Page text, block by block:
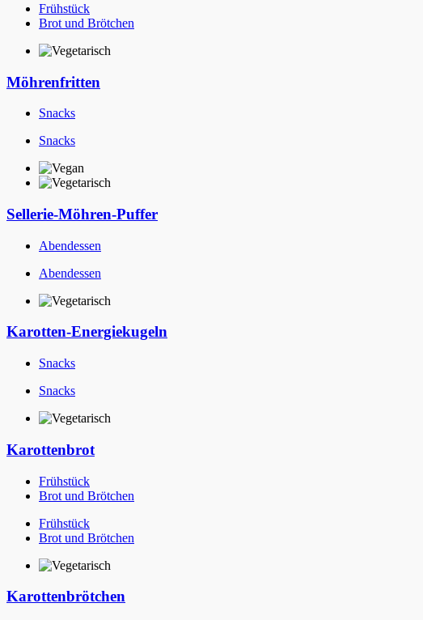
Frühstück
Brot und Brötchen
Möhrenfritten
Snacks
Snacks
Sellerie-Möhren-Puffer
Abendessen
Abendessen
Karotten-Energiekugeln
Snacks
Snacks
Karottenbrot
Frühstück
Brot und Brötchen
Frühstück
Brot und Brötchen
Karottenbrötchen